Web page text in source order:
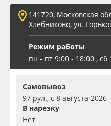
Заготовки для
141720, Московская
Хлебниково, ул.
Режим работы
пн - пт 9:00 - 18:00 , сб
Самовывоз
97 рул., с 8 августа 2026
В нарезку
Нет